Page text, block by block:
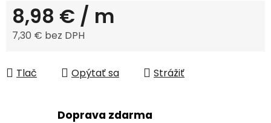
8,98 € / m
7,30 € bez DPH
Tlač
Opýtať sa Strážiť
Doprava zdarma